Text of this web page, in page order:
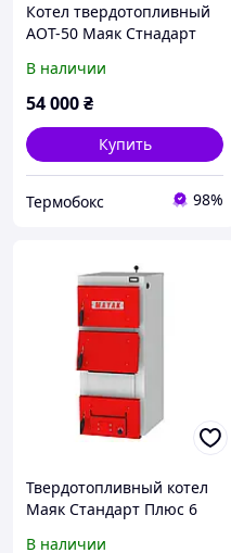
Котел твердотопливный
АОТ-50 Маяк Стнадарт
В наличии
54 000₴
Купить
Термобокс 98%
Твердотопливный котел
Маяк Стандарт Плюс 6
В наличии